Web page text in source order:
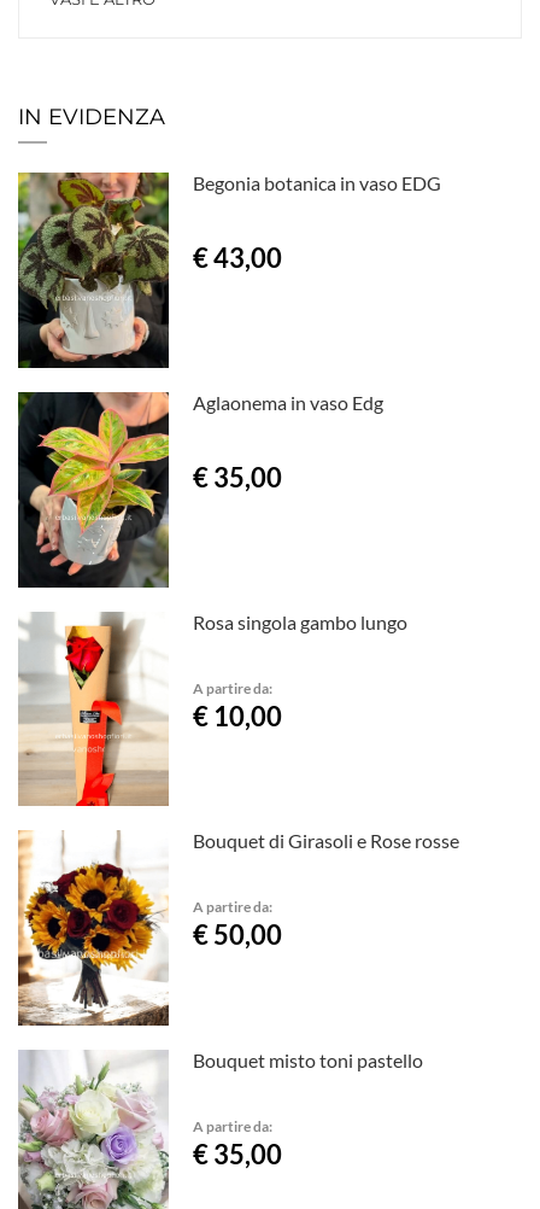
IN EVIDENZA
Begonia botanica in vaso EDG
€ 43,00
Aglaonema in vaso Edg
€ 35,00
Rosa singola gambo lungo
A partire da:
€ 10,00
Bouquet di Girasoli e Rose rosse
A partire da:
€ 50,00
Bouquet misto toni pastello
A partire da:
€ 35,00